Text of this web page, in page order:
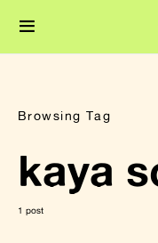
Browsing Tag
kaya
1 post